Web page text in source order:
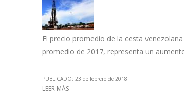
El precio promedio de la cesta
promedio de 2017, representa un
PUBLICADO: 23 de febrero de 2018
LEER MÁS